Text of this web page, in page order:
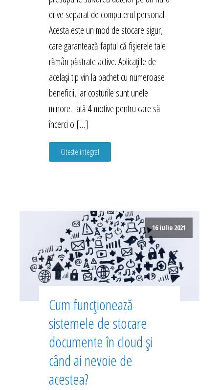
drive separat de computerul personal.
Acesta este un mod de stocare sigur,
care garantează faptul că fișierele tale
rămân păstrate active. Aplicațiile de
același tip vin la pachet cu numeroase
beneficii, iar costurile sunt unele
minore. Iată 4 motive pentru care să
încerci o […]
Citeste integral
16 iulie 2021
Cum funcționează
sistemele de stocare
documente în cloud și
când ai nevoie de
acestea?